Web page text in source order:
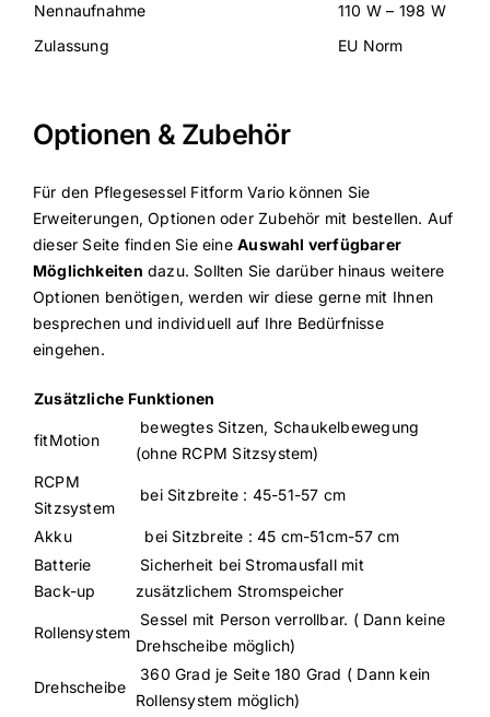
Nennaufnahme
110 W – 198 W
Zulassung
EU Norm
Optionen & Zubehör
Für den Pflegesessel Fitform Vario können Sie
Erweiterungen, Optionen oder Zubehör mit bestellen. Auf
dieser Seite finden Sie eineAuswahl verfügbarer
Möglichkeiten dazu. Sollten Sie darüber hinaus weitere
Optionen benötigen, werden wir diese gerne mit Ihnen
besprechen und individuell auf Ihre Bedürfnisse
eingehen.
Zusätzliche Funktionen
fitMotion
bewegtes Sitzen, Schaukelbewegung
(ohne RCPM Sitzsystem)
RCPM
Sitzsystem
bei Sitzbreite : 45-51-57 cm
Akku
bei Sitzbreite : 45 cm-51cm-57 cm
Batterie
Back-up
Sicherheit bei Stromausfall mit
zusätzlichem Stromspeicher
Rollensystem
Sessel mit Person verrollbar. ( Dann keine
Drehscheibe möglich)
Drehscheibe
360 Grad je Seite 180 Grad ( Dann kein
Rollensystem möglich)